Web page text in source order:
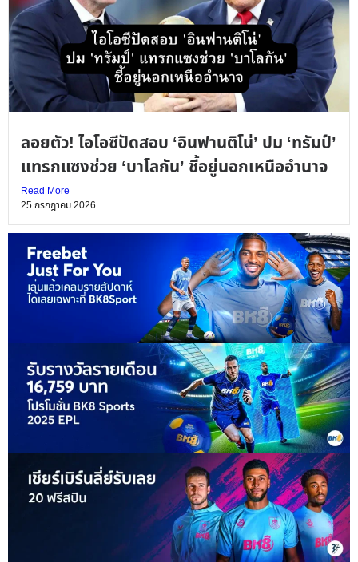
ลอยตัว! ไอโอซีปัดสอบ ‘อินฟานติโน่’ ปม ‘ทรัมป์’
แทรกแซงช่วย ‘บาโลกัน’ ชี้อยู่นอกเหนืออำนาจ
Read More
25 กรกฎาคม 2026